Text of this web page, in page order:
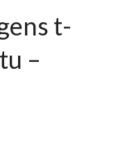
t-
–